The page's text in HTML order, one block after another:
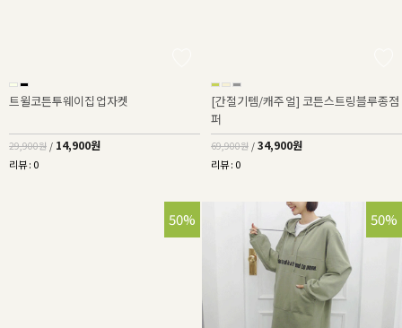
트윌코튼투웨이집업자켓
29,900원 / 14,900원
리뷰 : 0
[간절기템/캐주얼] 코튼스트링블루종점
퍼
69,900원 / 34,900원
리뷰 : 0
50% 50%